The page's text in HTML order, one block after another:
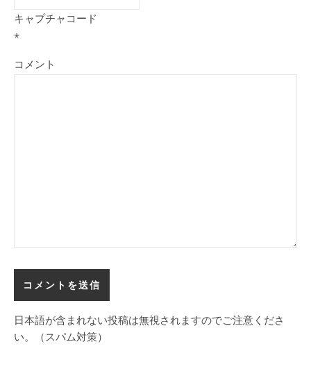
キャプチャコード
*
コメント
日本語が含まれない投稿は無視されますのでご注意くださ
い。（スパム対策）